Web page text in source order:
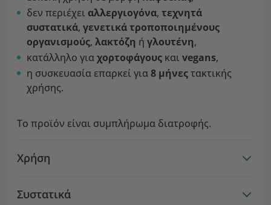
δεν περιέχει αλλεργιογόνα, τεχνητά
συστατικά, γενετικά τροποποιημένους
οργανισμούς, λακτόζη ή γλουτένη,
κατάλληλο γιαχορτοφάγους καιvegans,
η συσκευασία επαρκεί για8 μήνεςτακτικής
χρήσης.
Το προϊόν είναι συμπλήρωμα διατροφής.
Χρήση
Συστατικά